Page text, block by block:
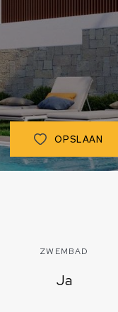
OPSLAAN
ZWEMBAD
Ja